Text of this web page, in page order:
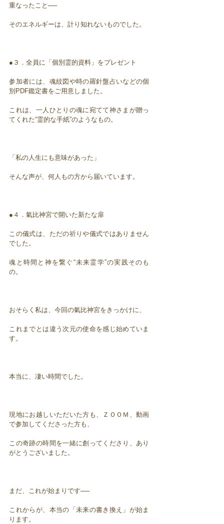
重なったこと──
そのエネルギーは、計り知れないものでした。
●３．全員に「個別霊的資料」をプレゼント
参加者には、魂紋図や時の羅針盤占いなどの個
別PDF鑑定書をご用意しました。
これは、一人ひとりの魂に宛てて神さまが贈っ
てくれた“霊的な手紙”のようなもの。
「私の人生にも意味があった」
そんな声が、何人もの方から届いています。
●４．氣比神宮で開いた新たな扉
この儀式は、ただの祈りや儀式ではありません
でした。
魂と時間と神を繋ぐ“未来霊学”の実践そのも
の。
おそらく私は、今回の氣比神宮をきっかけに、
これまでとは違う次元の使命を感じ始めていま
す。
本当に、凄い時間でした。
現地にお越しいただいた方も、ＺＯＯＭ、動画
で参加してくださった方も、
この奇跡の時間を一緒に創ってくださり、あり
がとうございました。
まだ、これが始まりです──
これからが、本当の「未来の書き換え」が始ま
ります。